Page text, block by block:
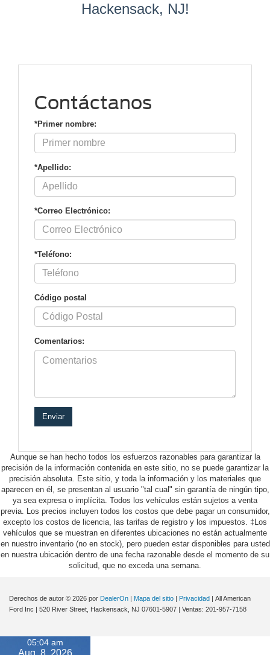
Hackensack, NJ!
Contáctanos
*Primer nombre:
*Apellido:
*Correo Electrónico:
*Teléfono:
Código postal
Comentarios:
Aunque se han hecho todos los esfuerzos razonables para garantizar la
precisión de la información contenida en este sitio, no se puede garantizar la
precisión absoluta. Este sitio, y toda la información y los materiales que
aparecen en él, se presentan al usuario "tal cual" sin garantía de ningún tipo,
ya sea expresa o implícita. Todos los vehículos están sujetos a venta
previa. Los precios incluyen todos los costos que debe pagar un consumidor,
excepto los costos de licencia, las tarifas de registro y los impuestos. ‡Los
vehículos que se muestran en diferentes ubicaciones no están actualmente
en nuestro inventario (no en stock), pero pueden estar disponibles para usted
en nuestra ubicación dentro de una fecha razonable desde el momento de su
solicitud, que no exceda una semana.
Derechos de autor © 2026 por DealerOn Mapa del sitio Privacidad | All American
Ford Inc
520 River Street, Hackensack, NJ 07601-5907 | Ventas: 201-957-7158
05:04 am